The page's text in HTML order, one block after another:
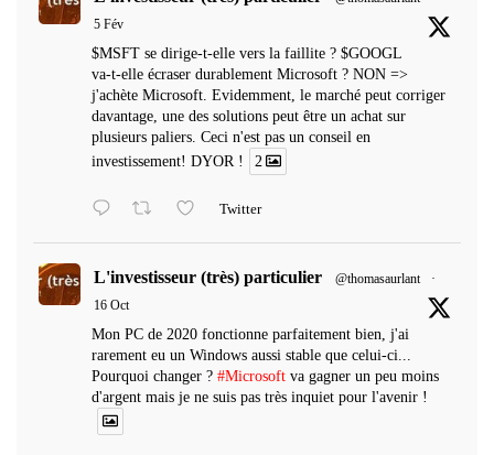
5 Fév
$MSFT se dirige-t-elle vers la faillite ? $GOOGL
va-t-elle écraser durablement Microsoft ? NON =>
j'achète Microsoft. Evidemment, le marché peut corriger
davantage, une des solutions peut être un achat sur
plusieurs paliers. Ceci n'est pas un conseil en
investissement! DYOR !
2
Twitter
L'investisseur (très) particulier @thomasaurlant
·
16 Oct
Mon PC de 2020 fonctionne parfaitement bien, j'ai
rarement eu un Windows aussi stable que celui-ci...
Pourquoi changer ? #Microsoft va gagner un peu moins
d'argent mais je ne suis pas très inquiet pour l'avenir !